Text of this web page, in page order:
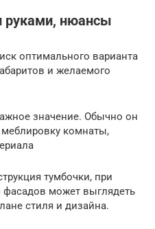
руками, нюансы
оптимального варианта
и желаемого
значение. Обычно он
меблировку комнаты,
тумбочки, при
может выглядеть
стиля и дизайна.